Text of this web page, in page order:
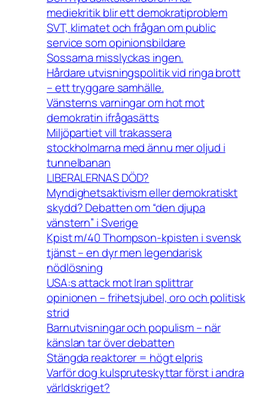
mediekritik blir ett demokratiproblem
SVT, klimatet och frågan om public
service som opinionsbildare
Sossarna misslyckas ingen.
Hårdare utvisningspolitik vid ringa brott
– ett tryggare samhälle.
Vänsterns varningar om hot mot
demokratin ifrågasätts
Miljöpartiet vill trakassera
stockholmarna med ännu mer oljud i
tunnelbanan
LIBERALERNAS DÖD?
Myndighetsaktivism eller demokratiskt
skydd? Debatten om “den djupa
vänstern” i Sverige
Kpist m/40 Thompson-kpisten i svensk
tjänst – en dyr men legendarisk
nödlösning
USA:s attack mot Iran splittrar
opinionen – frihetsjubel, oro och politisk
strid
Barnutvisningar och populism – när
känslan tar över debatten
Stängda reaktorer = högt elpris
Varför dog kulspruteskyttar först i andra
världskriget?